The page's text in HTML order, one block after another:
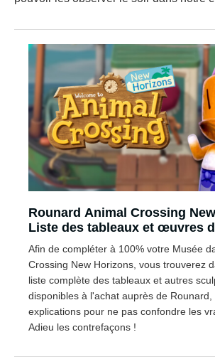
Rounard Animal Crossing
Liste des tableaux et œuvres
Afin de compléter à 100% votre Musée
Crossing New Horizons, vous trouverez
liste complète des tableaux et autres
disponibles à l'achat auprès de
explications pour ne pas confondre les
Adieu les contrefaçons !